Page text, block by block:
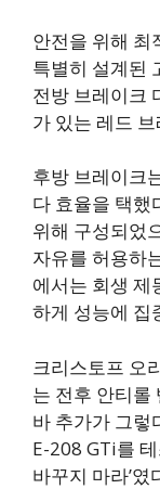
안전을 위해 최
특별히 설계된
전방 브레이크
가 있는 레드
후방 브레이크
다 효율을 택했
위해 구성되었
자유를 허용하
에서는 회생 제
하게 성능에 집
크리스토프 오
는 전후 안티롤
바 추가가 그렇
E-208 GTi를
바꾸지 마라’였